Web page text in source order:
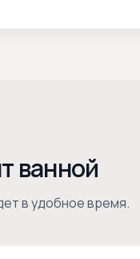
ванной
в удобное время.